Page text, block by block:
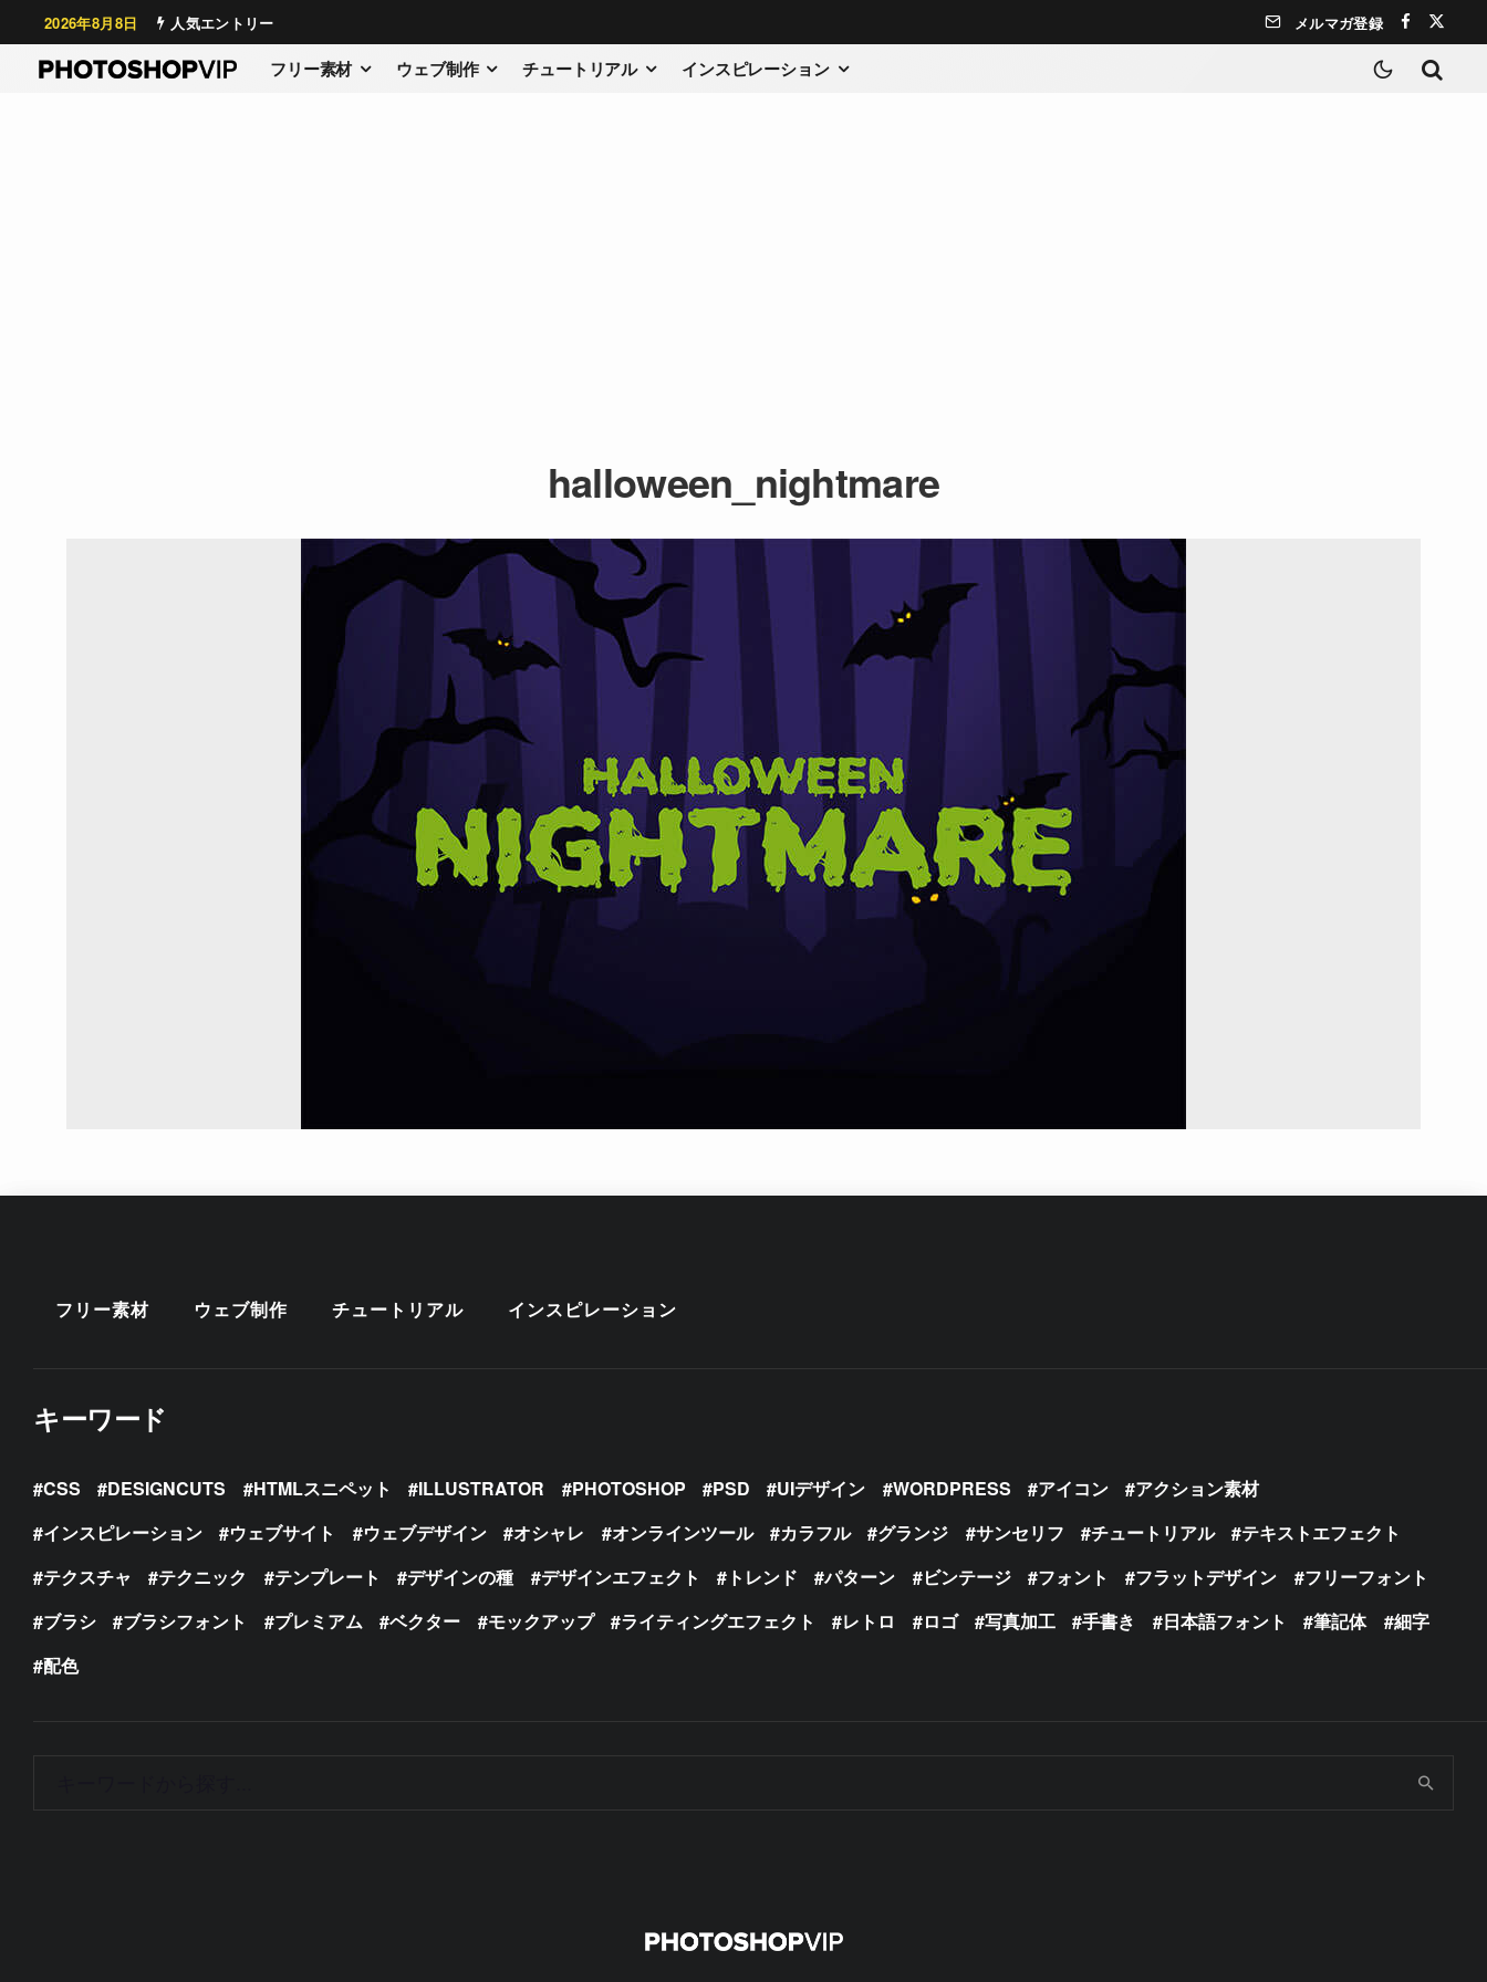
2026年8月8日 人気エントリー メルマガ登録
フリー素材 ウェブ制作 チュートリアル インスピレーション
halloween_nightmare
フリー素材 ウェブ制作 チュートリアル インスピレーション
キーワード
CSS DESIGNCUTS HTMLスニペット ILLUSTRATOR PHOTOSHOP PSD UIデザイン WORDPRESS アイコン
アクション素材
インスピレーション
ウェブサイト ウェブデザイン オシャレ オンラインツール カラフル グランジ サンセリフ チュートリアル
テキストエフェクト
テクスチャ
テクニック テンプレート デザインの種 デザインエフェクト トレンド パターン ビンテージ フォント フラットデザイン
フリーフォント
ブラシ
ブラシフォント プレミアム ベクター モックアップ ライティングエフェクト レトロ ロゴ 写真加工 手書き 日本語フォント 筆記体
細字
配色